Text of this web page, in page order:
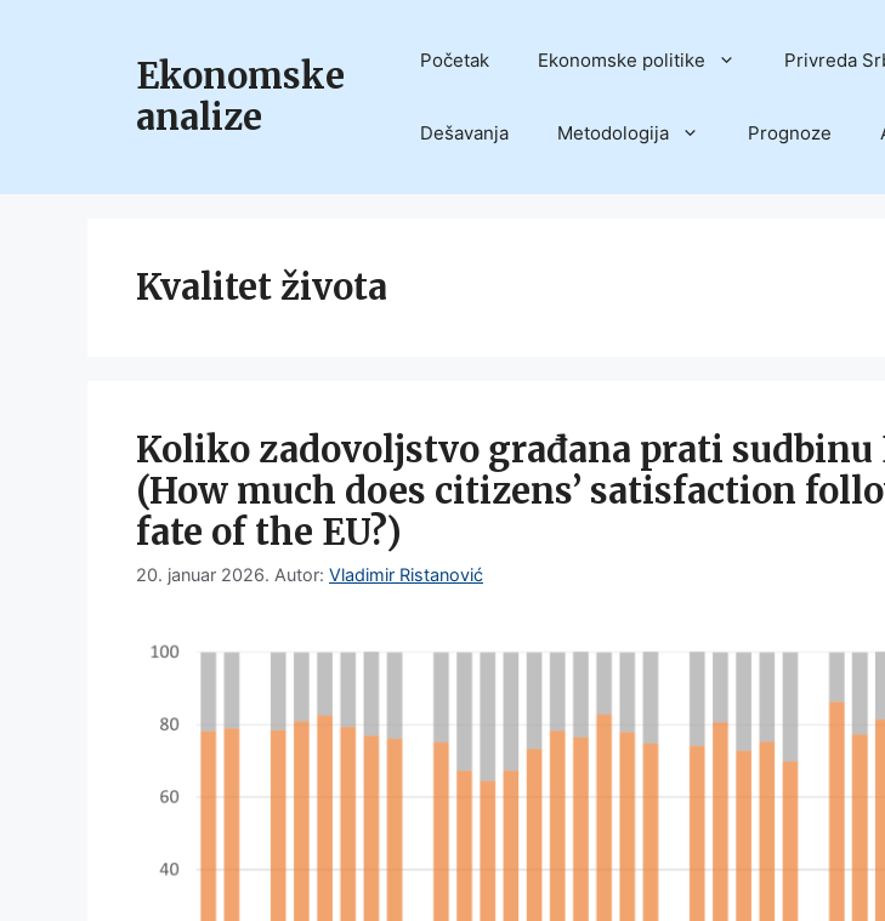
Ekonomske
analize
Početak Ekonomske politike Privreda
Dešavanja Metodologija Prognoze
Kvalitet života
Koliko zadovoljstvo građana prati sudbinu
(How much does citizens’ satisfaction
fate of the EU?)
20. januar 2026. Autor: Vladimir Ristanović